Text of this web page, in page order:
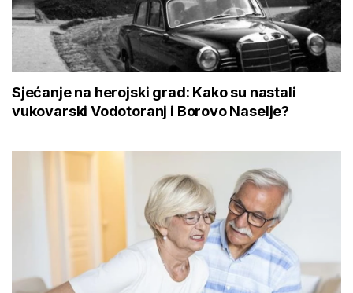
Sjećanje na herojski grad: Kako su nastali
vukovarski Vodotoranj i Borovo Naselje?